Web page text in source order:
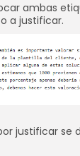
ambas
a justificar.
justificar se